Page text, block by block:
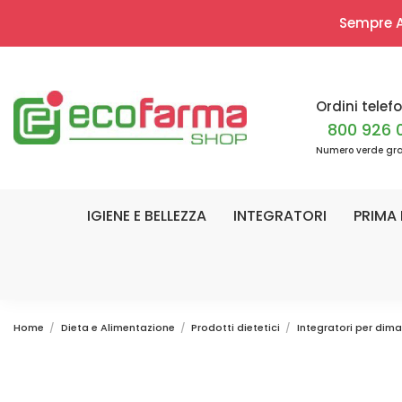
Sempre
Ordini
800 926
Numero verde
IGIENE E BELLEZZA INTEGRATORI PRIMA
Home Dieta e Alimentazione Prodotti dietetici Integratori per